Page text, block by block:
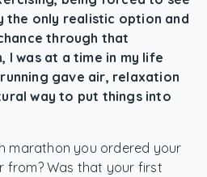
the only realistic option and
through that
I was at a time in my life
gave air, relaxation
way to put things into
marathon you ordered your
from? Was that your first